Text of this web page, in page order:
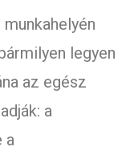
legyen
az egész
a
a